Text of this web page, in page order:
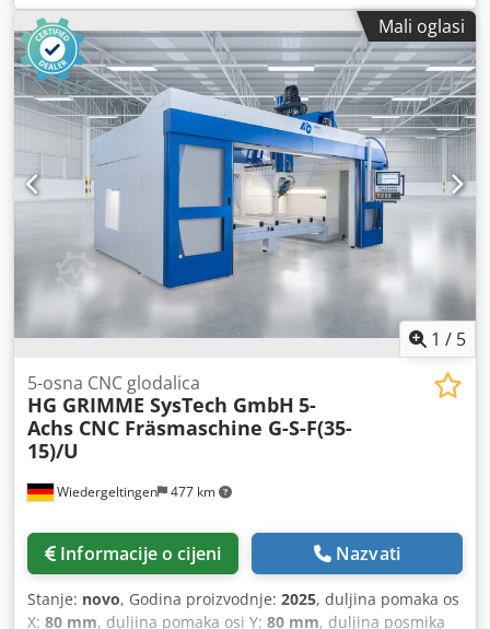
isporuka prema fotografijama Dcedpfxewtvcze Aivek
Mali oglasi
1 / 5
Wiedergeltingen 477 km
5-osna CNC glodalica
HG GRIMME SysTech GmbH 5-
Achs CNC Fräsmaschine G-S-F(35-
15)/U
Informacije o cijeni Nazvati
Stanje: novo, Godina proizvodnje: 2025, duljina pomaka os
X: 80 mm, duljina pomaka osi Y: 80 mm, duljina posmika